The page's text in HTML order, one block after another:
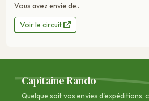
Vous avez envie de..
Voir le circuit
Capitaine Rando
Quelque soit vos envies d'expéditions,